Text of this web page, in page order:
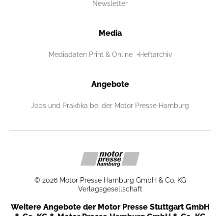
Newsletter
Media
Mediadaten Print & Online Heftarchiv
Angebote
Jobs und Praktika bei der Motor Presse Hamburg
© 2026 Motor Presse Hamburg GmbH & Co. KG
Verlagsgesellschaft
Weitere Angebote der Motor Presse Stuttgart GmbH